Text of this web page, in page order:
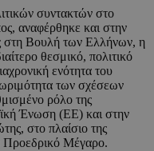
συντακτών στο
αναφέρθηκε και στην
στη Βουλή των Ελλήνων, η
θεσμικό, πολιτικό
ενότητα του
των σχέσεων
ρόλο της
Ένωση (ΕΕ) και στην
στο πλαίσιο της
Προεδρικό Μέγαρο.